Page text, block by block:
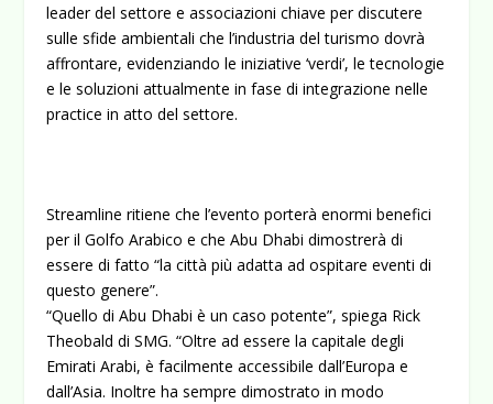
leader del settore e associazioni chiave per discutere
sulle sfide ambientali che l’industria del turismo dovrà
affrontare, evidenziando le iniziative ‘verdi’, le tecnologie
e le soluzioni attualmente in fase di integrazione nelle
practice in atto del settore.
Streamline ritiene che l’evento porterà enormi benefici
per il Golfo Arabico e che Abu Dhabi dimostrerà di
essere di fatto “la città più adatta ad ospitare eventi di
questo genere”.
“Quello di Abu Dhabi è un caso potente”, spiega Rick
Theobald di SMG. “Oltre ad essere la capitale degli
Emirati Arabi, è facilmente accessibile dall’Europa e
dall’Asia. Inoltre ha sempre dimostrato in modo